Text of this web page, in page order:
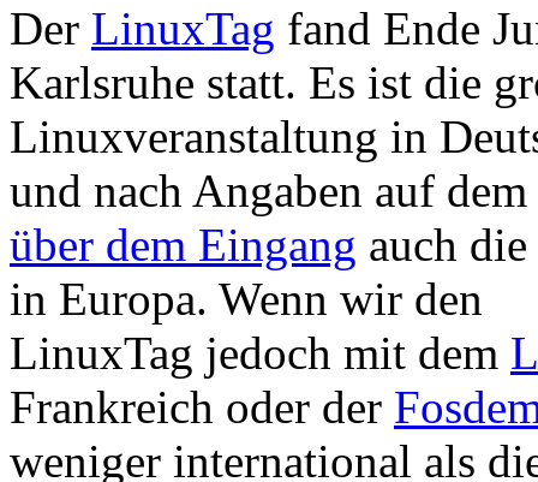
Der LinuxTag fand Ende
Karlsruhe statt. Es ist die
Linuxveranstaltung in
und nach Angaben auf dem
über dem Eingang auch
in Europa. Wenn wir den
LinuxTag jedoch mit dem
Frankreich oder der
weniger international als